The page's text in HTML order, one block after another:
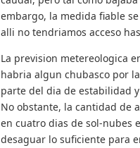
embargo, la medida fiable
alli no tendriamos acceso
La prevision metereologica
habria algun chubasco por
parte del dia de estabilidad
No obstante, la cantidad de
en cuatro dias de sol-nubes
desaguar lo suficiente para